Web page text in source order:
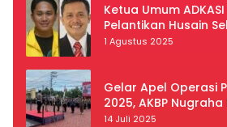
Ketua Umum
Pelantikan Husain
Luwu Utara
1 Agustus 2025
Gelar Apel Operasi
2025, AKBP
Kedisiplinan dan
14 Juli 2025